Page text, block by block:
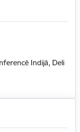
Indijā, Deli